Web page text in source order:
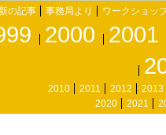
の記事 事務局より ワークショッ
2000 2001
2010 2011 2012
2013
2020
2021